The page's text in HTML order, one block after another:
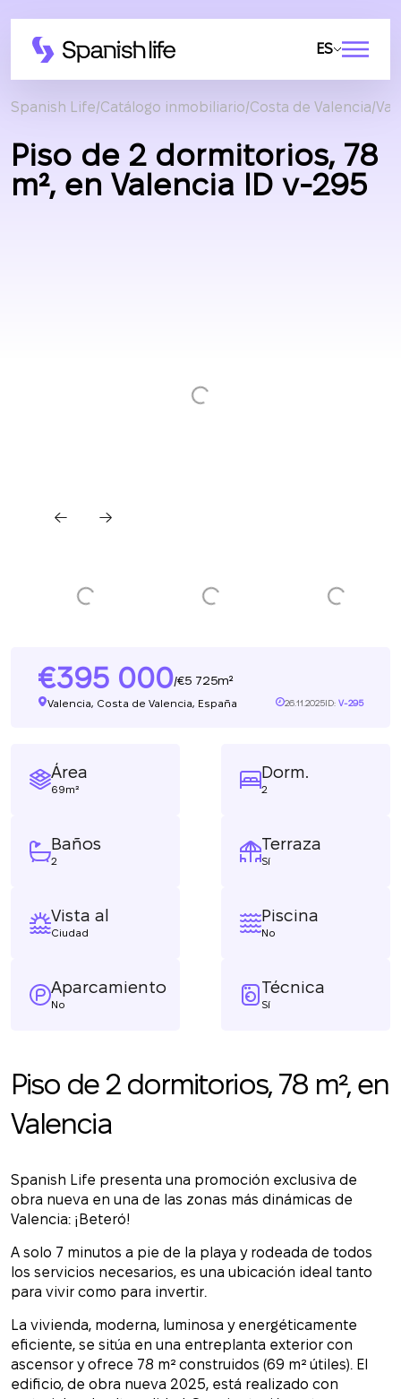
ES
Spanish Life Catálogo inmobiliario Costa de Valencia
Piso de 2 dormitorios, 78
m², en Valencia ID v-295
395 000/ 5 725m²
Valencia, Costa de Valencia, España 26.11.2025ID: V-295
Área
69m²
Dorm.
2
Baños
2
Terraza
Sí
Vista al
Ciudad
Piscina
No
Aparcamiento
No
Técnica
Sí
Piso de 2 dormitorios, 78 m², en
Valencia
Spanish Life presenta una promoción exclusiva de
obra nueva en una de las zonas más dinámicas de
Valencia: ¡Beteró!
A solo 7 minutos a pie de la playa y rodeada de todos
los servicios necesarios, es una ubicación ideal tanto
para vivir como para invertir.
La vivienda, moderna, luminosa y energéticamente
eficiente, se sitúa en una entreplanta exterior con
ascensor y ofrece 78 m² construidos (69 m² útiles). El
edificio, de obra nueva 2025, está realizado con